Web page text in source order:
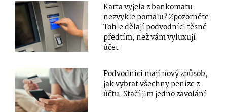
Karta vyjela z bankomatu
nezvykle pomalu? Zpozorněte.
Tohle dělají podvodníci těsně
předtím, než vám vyluxují
účet
Podvodníci mají nový způsob,
jak vybrat všechny peníze z
účtu. Stačí jim jedno zavolání